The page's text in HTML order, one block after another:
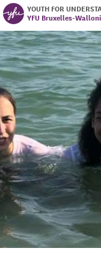
YOUTH FOR
YFU Bruxelles-